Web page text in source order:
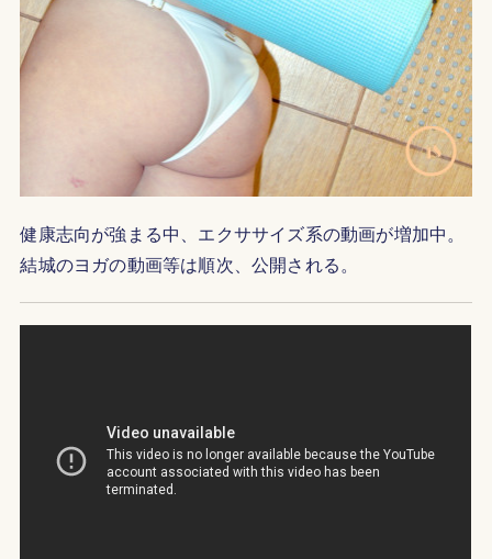
健康志向が強まる中、エクササイズ系の動画が増加中。
結城のヨガの動画等は順次、公開される。